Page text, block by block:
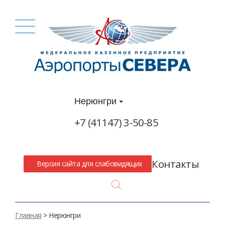
Нерюнгри
+7 (41147) 3-50-85
Версия сайта для слабовидящих Контакты
Главная > Нерюнгри